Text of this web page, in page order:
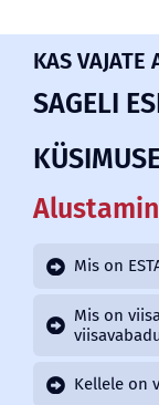
KAS VAJATE
SAGELI
Mis on
Mis on
Kellele on